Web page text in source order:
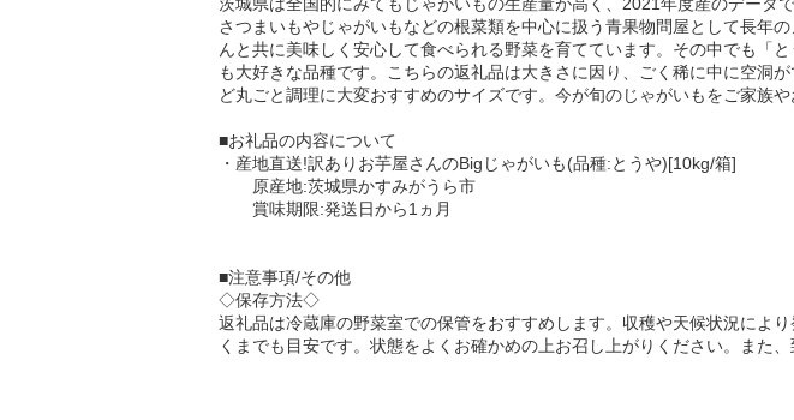
さつまいもやじゃがいもなどの根菜類を中心に扱う青果物問屋として長年
んと共に美味しく安心して食べられる野菜を育てています。その中でも「
も大好きな品種です。こちらの返礼品は大きさに因り、ごく稀に中に空洞
ど丸ごと調理に大変おすすめのサイズです。今が旬のじゃがいもをご家族
■お礼品の内容について
・産地直送!訳ありお芋屋さんのBigじゃがいも(品種:とうや)[10kg/箱]
原産地:茨城県かすみがうら市
賞味期限:発送日から1ヵ月
■注意事項/その他
◇保存方法◇
返礼品は冷蔵庫の野菜室での保管をおすすめします。収穫や天候状況によ
くまでも目安です。状態をよくお確かめの上お召し上がりください。また